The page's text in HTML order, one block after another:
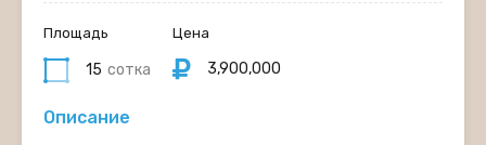
Площадь
15 сотка
Цена
3,900,000
Описание